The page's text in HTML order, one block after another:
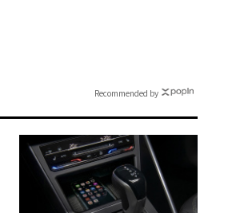
Recommended by